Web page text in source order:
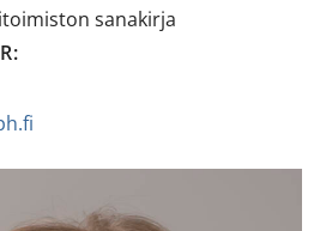
sanakirja
: